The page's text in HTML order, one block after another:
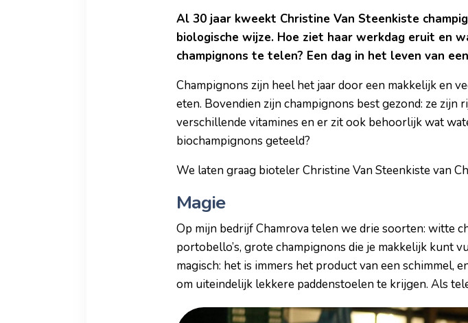
Al 30 jaar kweekt Christine Van Steenkiste
biologische wijze. Hoe ziet haar werkdag eruit en
champignons te telen? Een dag in het leven van
Champignons zijn heel het jaar door een makkelijk en
eten. Bovendien zijn champignons best gezond: ze zijn
verschillende vitamines en er zit ook behoorlijk wat
biochampignons geteeld?
We laten graag bioteler Christine Van Steenkiste van
Magie
Op mijn bedrijf Chamrova telen we drie soorten: witte
portobello’s, grote champignons die je makkelijk kunt
magisch: het is immers het product van een schimmel,
om uiteindelijk lekkere paddenstoelen te krijgen. Als